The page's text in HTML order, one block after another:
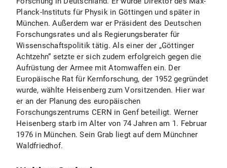
Planck-Instituts für Physik in Göttingen und später in
München. Außerdem war er Präsident des Deutschen
Forschungsrates und als Regierungsberater für
Wissenschaftspolitik tätig. Als einer der „Göttinger
Achtzehn“ setzte er sich zudem erfolgreich gegen die
Aufrüstung der Armee mit Atomwaffen ein. Der
Europäische Rat für Kernforschung, der 1952 gegründet
wurde, wählte Heisenberg zum Vorsitzenden. Hier war
er an der Planung des europäischen
Forschungszentrums CERN in Genf beteiligt. Werner
Heisenberg starb im Alter von 74 Jahren am 1. Februar
1976 in München. Sein Grab liegt auf dem Münchner
Waldfriedhof.